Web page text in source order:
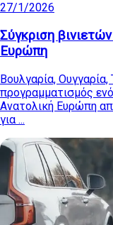
27/1/2026
Σύγκριση
Ευρώπη
Βουλγαρία,
προγραμματισμός
Ανατολική Ευρώπη
για ...